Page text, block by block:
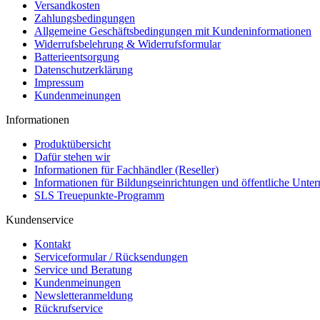
Versandkosten
Zahlungsbedingungen
Allgemeine Geschäftsbedingungen mit Kundeninformationen
Widerrufsbelehrung & Widerrufsformular
Batterieentsorgung
Datenschutzerklärung
Impressum
Kundenmeinungen
Informationen
Produktübersicht
Dafür stehen wir
Informationen für Fachhändler (Reseller)
Informationen für Bildungseinrichtungen und öffentliche
SLS Treuepunkte-Programm
Kundenservice
Kontakt
Serviceformular / Rücksendungen
Service und Beratung
Kundenmeinungen
Newsletteranmeldung
Rückrufservice